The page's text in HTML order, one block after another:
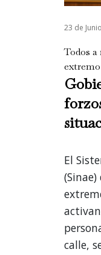
23 de
Todos
extremo
El
calle,